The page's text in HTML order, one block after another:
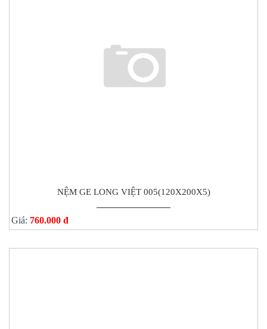
NỆM GE LONG VIỆT 005(120X200X5)
Giá: 760.000 đ